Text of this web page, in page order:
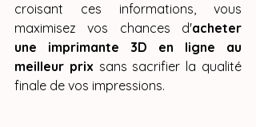
croisant ces informations, vous
maximisez vos chances d'acheter
une imprimante 3D en ligne au
meilleur prix sans sacrifier la qualité
finale de vos impressions.